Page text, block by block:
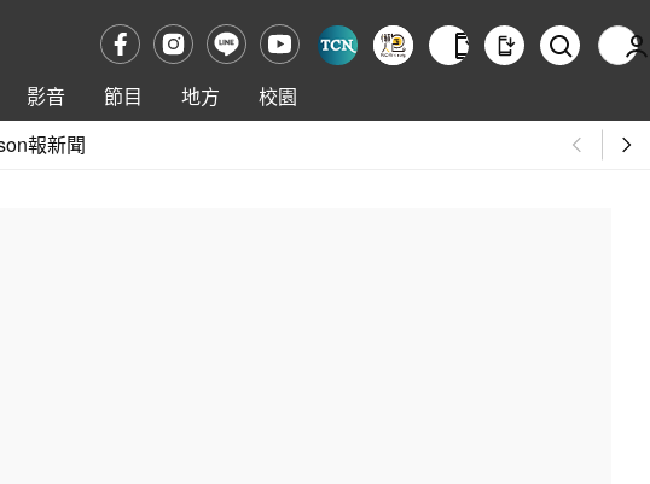
影音 節目 地方
校園
報新聞